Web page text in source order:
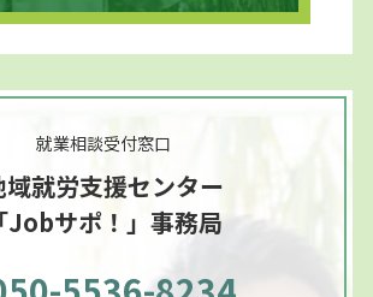
就業相談受付窓口
域就労支援センター
「Jobサポ！」事務局